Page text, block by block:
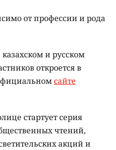
от профессии и рода
и русском
откроется в
сайте
стартует серия
чтений,
акций и